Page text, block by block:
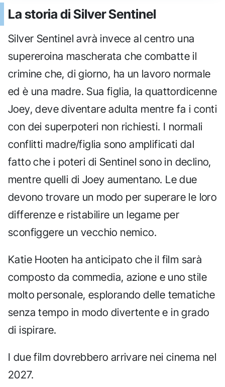
La storia di Silver Sentinel
Silver Sentinel avrà invece al centro una
supereroina mascherata che combatte il
crimine che, di giorno, ha un lavoro normale
ed è una madre. Sua figlia, la quattordicenne
Joey, deve diventare adulta mentre fa i conti
con dei superpoteri non richiesti. I normali
conflitti madre/figlia sono amplificati dal
fatto che i poteri di Sentinel sono in declino,
mentre quelli di Joey aumentano. Le due
devono trovare un modo per superare le loro
differenze e ristabilire un legame per
sconfiggere un vecchio nemico.
Katie Hooten ha anticipato che il film sarà
composto da commedia, azione e uno stile
molto personale, esplorando delle tematiche
senza tempo in modo divertente e in grado
di ispirare.
I due film dovrebbero arrivare nei cinema nel
2027.